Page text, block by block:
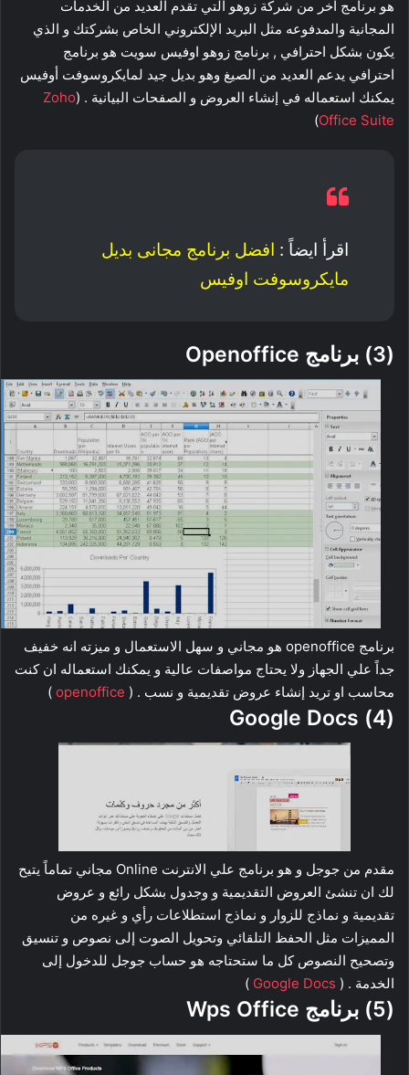
هو برنامج اخر من شركة زوهو التي تقدم العديد من الخدمات
المجانية والمدفوعه مثل البريد الإلكتروني الخاص بشركتك و الذي
يكون بشكل احترافي , برنامج زوهو اوفيس سويت هو برنامج
احترافي يدعم العديد من الصيغ وهو بديل جيد لمايكروسوفت أوفيس
يمكنك استعماله في إنشاء العروض و الصفحات البيانية . (Zoho
Office Suite
)
اقرأ ايضاً : افضل برنامج مجانى بديل
مايكروسوفت اوفيس
(3) برنامج Openoffice
برنامج openoffice هو مجاني و سهل الاستعمال و ميزته انه خفيف
جداً علي الجهاز ولا يحتاج مواصفات عالية و يمكنك استعماله ان كنت
محاسب او تريد إنشاء عروض تقديمية و نسب . ( openoffice
)
(4) Google Docs
مقدم من جوجل و هو برنامج علي الانترنت Online مجاني تماماً يتيح
لك ان تنشئ العروض التقديمية و وجدول بشكل رائع و عروض
تقديمية و نماذج للزوار و نماذج استطلاعات رأي و غيره من
المميزات مثل الحفظ التلقائي وتحويل الصوت إلى نصوص و تنسيق
وتصحيح النصوص كل ما ستحتاجه هو حساب جوجل للدخول إلى
الخدمة . ( Google Docs
)
(5) برنامج Wps Office